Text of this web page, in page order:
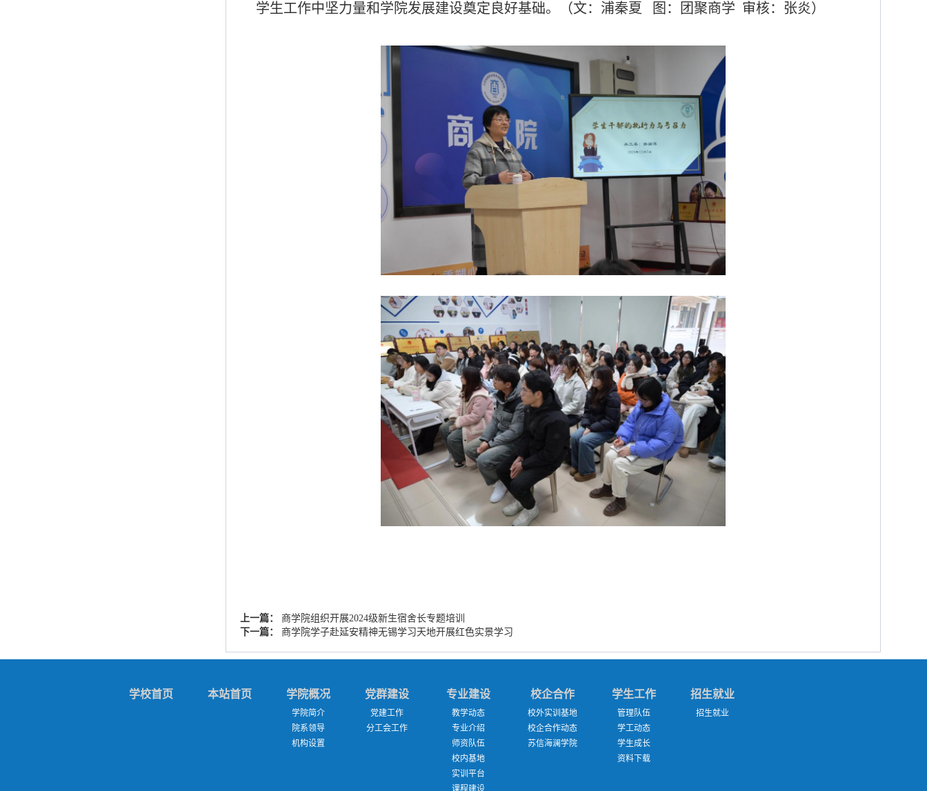
学生工作中坚力量和学院发展建设奠定良好基础。
（文：浦秦夏 图：团聚商学 审核：张炎）
上一篇：
商学院组织开展2024级新生宿舍长专题培训
下一篇：
商学院学子赴延安精神无锡学习天地开展红色实景学习
学校首页 本站首页 学院概况
学院简介
院系领导
机构设置
党群建设
党建工作
分工会工作
专业建设
教学动态
专业介绍
师资队伍
校内基地
实训平台
课程建设
校企合作
校外实训基地
校企合作动态
苏信海澜学院
学生工作
管理队伍
学工动态
学生成长
资料下载
招生就业
招生就业